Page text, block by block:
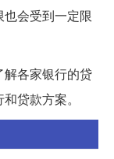
会受到一定限
各家银行的贷
贷款方案。